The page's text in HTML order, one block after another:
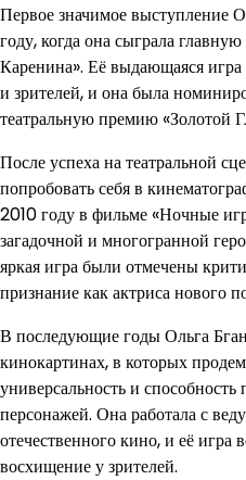
Первое значимое выступление
году, когда она сыграла
Каренина». Её выдающаяся
и зрителей, и она была
театральную премию «Золотой
После успеха на театральной
попробовать себя в
2010 году в фильме «Ночные
загадочной и многогранной
яркая игра были отмечены
признание как актриса нового
В последующие годы Ольга
кинокартинах, в которых
универсальность и способность
персонажей. Она работала с
отечественного кино, и её игра
восхищение у зрителей.